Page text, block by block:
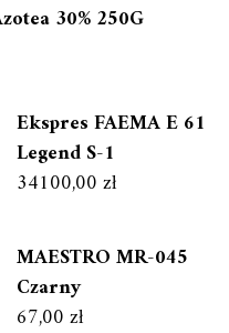
30% 250G
Ekspres FAEMA E 61
Legend S-1
34100,00zł
MAESTRO MR-045
Czarny
67,00zł